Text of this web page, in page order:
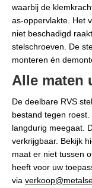
waarbij de
as-oppervlakte. Het
niet beschadigd
stelschroeven. De
monteren én
Alle maten
De deelbare RVS
bestand tegen
langdurig meegaat.
verkrijgbaar. Bekijk
maat er niet tussen
heeft voor uw
via